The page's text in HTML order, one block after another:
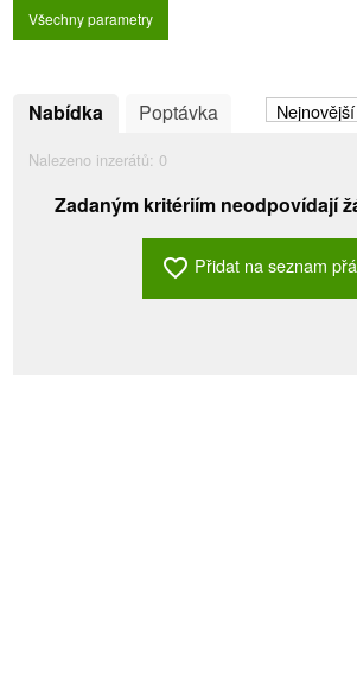
Všechny parametry
Nabídka Poptávka
Nalezeno inzerátů: 0
Zadaným kritériím neodpovídají
favorite_border Přidat na seznam